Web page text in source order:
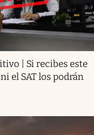
| Si recibes este
el SAT los podrán